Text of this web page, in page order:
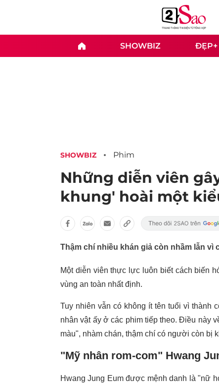
SHOWBIZ ĐẸP+
SHOWBIZ Phim
Những diễn viên
khung' hoài một
Thậm chí nhiều khán giả còn nhầm lẫn vì
Một diễn viên thực lực luôn biết cách biến
vùng an toàn nhất định.
Tuy nhiên vẫn có không ít tên tuổi vì thành
nhân vật ấy ở các phim tiếp theo. Điều này
màu", nhàm chán, thậm chí có người còn bị
"Mỹ nhân rom-com" Hwang
Hwang Jung Eum được mệnh danh là "nữ